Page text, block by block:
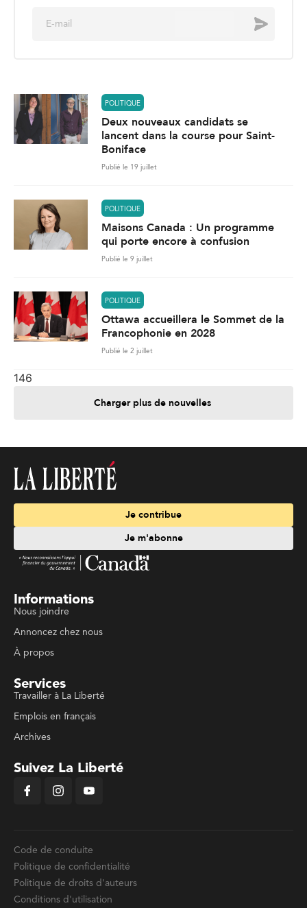
Envoyer
POLITIQUE
Deux nouveaux candidats se
lancent dans la course pour Saint-
Boniface
Publié le 19 juillet
POLITIQUE
Maisons Canada : Un programme
qui porte encore à confusion
Publié le 9 juillet
POLITIQUE
Ottawa accueillera le Sommet de la
Francophonie en 2028
Publié le 2 juillet
146
Charger plus de nouvelles
Je contribue
Je m'abonne
Informations
Nous joindre
Annoncez chez nous
À propos
Services
Travailler à La Liberté
Emplois en français
Archives
Suivez La Liberté
Code de conduite
Politique de confidentialité
Politique de droits d'auteurs
Conditions d'utilisation